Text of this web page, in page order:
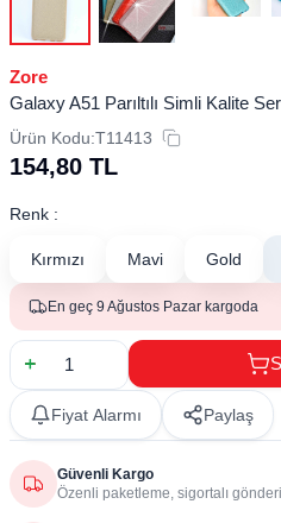
Zore
Galaxy A51 Parıltılı Simli Kalite
Ürün Kodu:T11413
154,80 TL
Renk :
Kırmızı Mavi Gold
En geç 9 Ağustos Pazar kargoda
Fiyat Alarmı Paylaş
Güvenli Kargo
Özenli paketleme, sigortalı